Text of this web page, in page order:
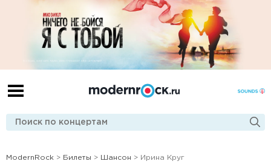
ModernRock > Билеты > Шансон > Ирина Круг